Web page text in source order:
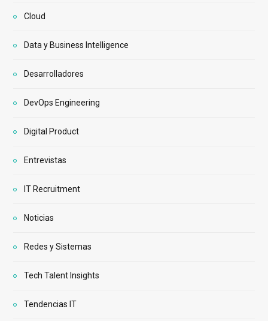
Cloud
Data y Business Intelligence
Desarrolladores
DevOps Engineering
Digital Product
Entrevistas
IT Recruitment
Noticias
Redes y Sistemas
Tech Talent Insights
Tendencias IT